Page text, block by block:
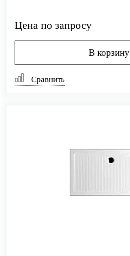
Цена по запросу
В корзину
Сравнить